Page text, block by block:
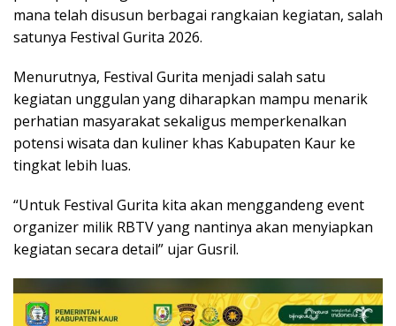
mana telah disusun berbagai rangkaian kegiatan, salah
satunya Festival Gurita 2026.
Menurutnya, Festival Gurita menjadi salah satu
kegiatan unggulan yang diharapkan mampu menarik
perhatian masyarakat sekaligus memperkenalkan
potensi wisata dan kuliner khas Kabupaten Kaur ke
tingkat lebih luas.
“Untuk Festival Gurita kita akan menggandeng event
organizer milik RBTV yang nantinya akan menyiapkan
kegiatan secara detail” ujar Gusril.